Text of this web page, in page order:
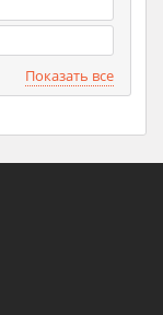
Показать все